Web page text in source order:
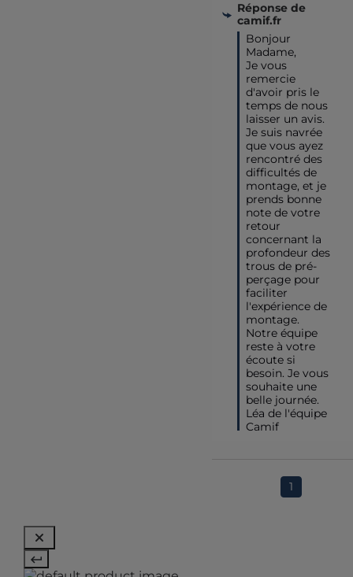
Réponse de
camif.fr
Bonjour
Madame,
Je vous
remercie
d'avoir pris le
temps de nous
laisser un avis.
Je suis navrée
que vous ayez
rencontré des
difficultés de
montage, et je
prends bonne
note de votre
retour
concernant la
profondeur des
trous de pré-
perçage pour
faciliter
l'expérience de
montage.
Notre équipe
reste à votre
écoute si
besoin. Je vous
souhaite une
belle journée.
Léa de l'équipe
Camif
1